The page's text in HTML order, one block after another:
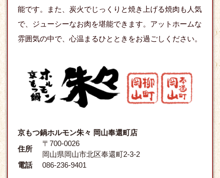
能です。また、炭火でじっくりと焼き上げる焼肉も人気
で、ジューシーなお肉を堪能できます。アットホームな
雰囲気の中で、心温まるひとときをお過ごしください。
京もつ鍋ホルモン朱々 岡山奉還町店
住所
〒700-0026
岡山県岡山市北区奉還町2-3-2
電話
086-236-9401